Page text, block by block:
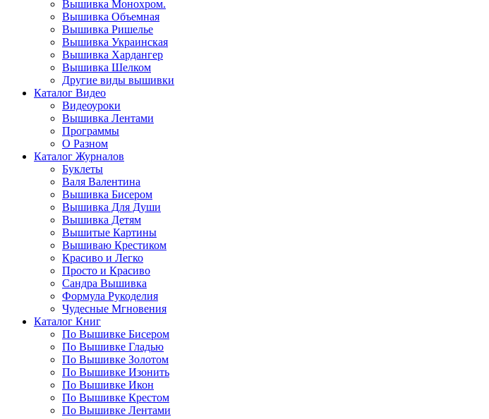
Вышивка Монохром.
Вышивка Объемная
Вышивка Ришелье
Вышивка Украинская
Вышивка Хардангер
Вышивка Шелком
Другие виды вышивки
Каталог Видео
Видеоуроки
Вышивка Лентами
Программы
О Разном
Каталог Журналов
Буклеты
Валя Валентина
Вышивка Бисером
Вышивка Для Души
Вышивка Детям
Вышитые Картины
Вышиваю Крестиком
Красиво и Легко
Просто и Красиво
Сандра Вышивка
Формула Рукоделия
Чудесные Мгновения
Каталог Книг
По Вышивке Бисером
По Вышивке Гладью
По Вышивке Золотом
По Вышивке Изонить
По Вышивке Икон
По Вышивке Крестом
По Вышивке Лентами